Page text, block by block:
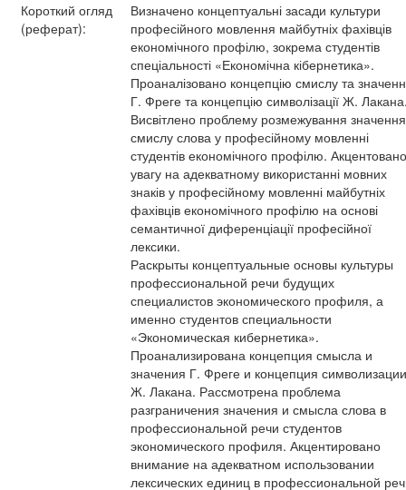
Короткий огляд
(реферат):
Визначено концептуальні засади культури
професійного мовлення майбутніх фахівців
економічного профілю, зокрема студентів
спеціальності «Економічна кібернетика».
Проаналізовано концепцію смислу та
Г. Фреге та концепцію символізації Ж.
Висвітлено проблему розмежування значення
смислу слова у професійному мовленні
студентів економічного профілю. Акцентовано
увагу на адекватному використанні мовних
знаків у професійному мовленні майбутніх
фахівців економічного профілю на основі
семантичної диференціації професійної
лексики.
Раскрыты концептуальные основы культуры
профессиональной речи будущих
специалистов экономического профиля, а
именно студентов специальности
«Экономическая кибернетика».
Проанализирована концепция смысла и
значения Г. Фреге и концепция символизации
Ж. Лакана. Рассмотрена проблема
разграничения значения и смысла слова в
профессиональной речи студентов
экономического профиля. Акцентировано
внимание на адекватном использовании
лексических единиц в профессиональной